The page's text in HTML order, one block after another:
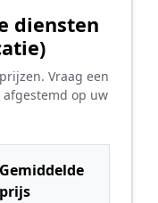
diensten
Vraag een
op uw
Gemiddelde
prijs